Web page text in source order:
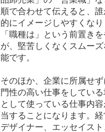
順で合わせて伝えると、
的にイメージしやすくなり
「職種は」という前置き
が、堅苦しくなくスムー
能です。
そのほか、企業に所属せ
門性の高い仕事をしてい
として使っている仕事内
当することになります。
デザイナー、エッセイス